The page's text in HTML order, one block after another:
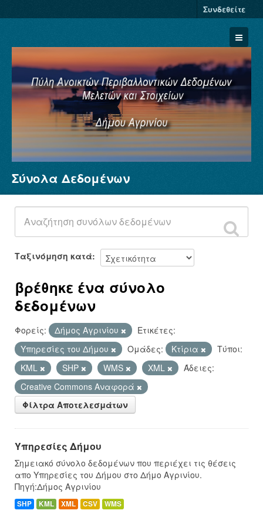
Συνδεθείτε
Σύνολα Δεδομένων
Φορείς
Ομάδες
Σχετικά
Σύνολα Δεδομένων
Ταξινόμηση κατά
βρέθηκε ένα σύνολο
δεδομένων
Φορείς: Δήμος Αγρινίου
Ετικέτες:
Υπηρεσίες του Δήμου
Ομάδες: Κτίρια
Τύποι:
KML
SHP WMS XML
Άδειες:
Creative Commons Αναφορά
Φίλτρα Αποτελεσμάτων
Υπηρεσίες Δήμου
Σημειακό σύνολο δεδομένων που περιέχει τις θέσεις
απο Υπηρεσίες του Δήμου στο Δήμο Αγρινίου.
Πηγή:Δήμος Αγρινίου
SHP KML XML CSV WMS